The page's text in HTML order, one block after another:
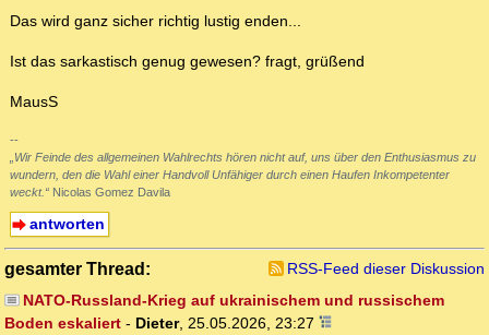
Das wird ganz sicher richtig lustig enden...
Ist das sarkastisch genug gewesen? fragt, grüßend
MausS
--
„Wir Feinde des allgemeinen Wahlrechts hören nicht auf, uns über den Enthusiasmus zu
wundern, den die Wahl einer Handvoll Unfähiger durch einen Haufen Inkompetenter
weckt.“ Nicolas Gomez Davila
antworten
gesamter Thread:
RSS-Feed dieser Diskussion
NATO-Russland-Krieg auf ukrainischem und russischem
Boden eskaliert - Dieter, 25.05.2026, 23:27